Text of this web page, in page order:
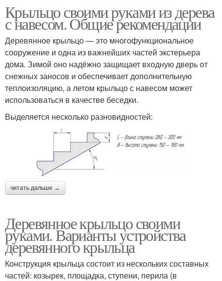
Крыльцо своими руками из дерева
с навесом. Общие рекомендации
Деревянное крыльцо — это многофункциональное
сооружение и одна из важнейших частей экстерьера
дома. Зимой оно надёжно защищает входную дверь от
снежных заносов и обеспечивает дополнительную
теплоизоляцию, а летом крыльцо с навесом может
использоваться в качестве беседки.
Выделяется несколько разновидностей:
читать дальше →
Деревянное крыльцо своими
руками. Варианты устройства
деревянного крыльца
Конструкция крыльца состоит из нескольких составных
частей: козырек, площадка, ступени, перила (в